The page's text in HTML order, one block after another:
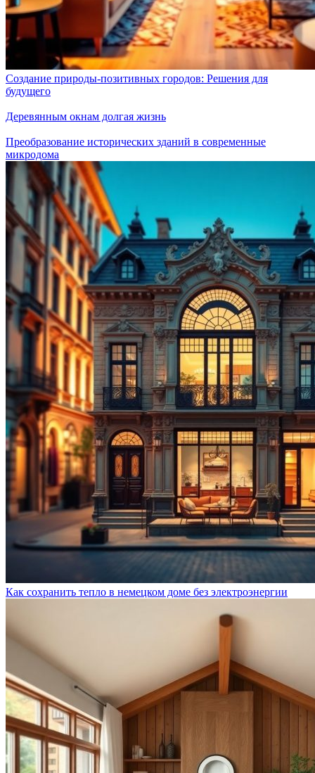
Создание природы-позитивных городов: Решения для
будущего
Деревянным окнам долгая жизнь
Преобразование исторических зданий в современные
микродома
Как сохранить тепло в немецком доме без электроэнергии